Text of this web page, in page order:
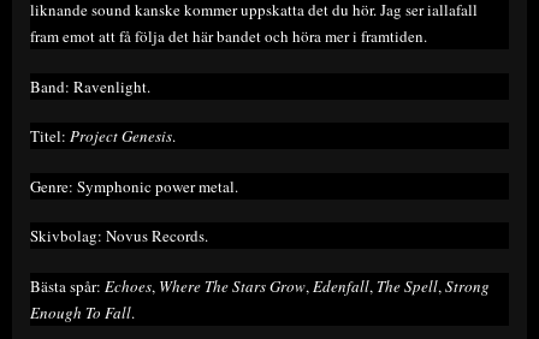
liknande sound kanske kommer uppskatta det du hör. Jag ser iallafall
fram emot att få följa det här bandet och höra mer i framtiden.
Band: Ravenlight.
Titel: Project Genesis.
Genre: Symphonic power metal.
Skivbolag: Novus Records.
Bästa spår: Echoes, Where The Stars Grow,Edenfall, The Spell,Strong
Enough To Fall.